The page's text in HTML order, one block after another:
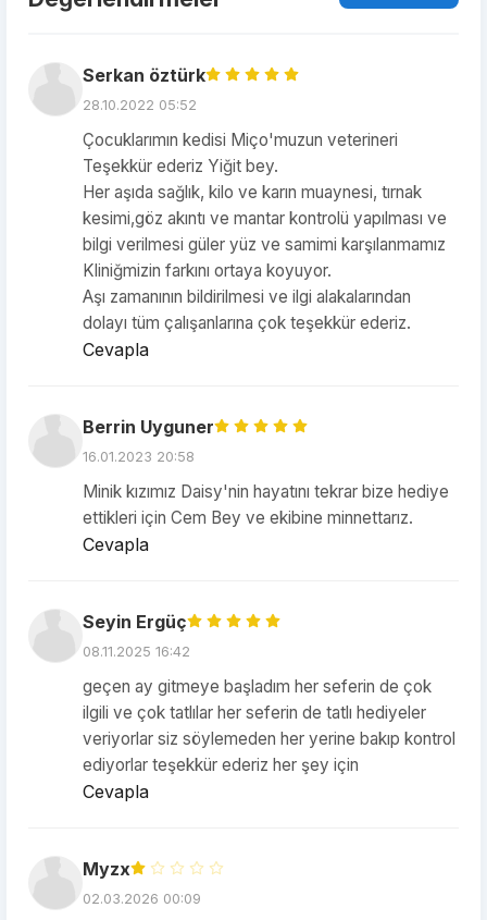
Serkan öztürk
28.10.2022 05:52
Çocuklarımın kedisi Miço'muzun veterineri
Teşekkür ederiz Yiğit bey.
Her aşıda sağlık, kilo ve karın muaynesi, tırnak
kesimi,göz akıntı ve mantar kontrolü yapılması ve
bilgi verilmesi güler yüz ve samimi karşılanmamız
Kliniğmizin farkını ortaya koyuyor.
Aşı zamanının bildirilmesi ve ilgi alakalarından
dolayı tüm çalışanlarına çok teşekkür ederiz.
Cevapla
Berrin Uyguner
16.01.2023 20:58
Minik kızımız Daisy'nin hayatını tekrar bize hediye
ettikleri için Cem Bey ve ekibine minnettarız.
Cevapla
Seyin Ergüç
08.11.2025 16:42
geçen ay gitmeye başladım her seferin de çok
ilgili ve çok tatlılar her seferin de tatlı hediyeler
veriyorlar siz söylemeden her yerine bakıp kontrol
ediyorlar teşekkür ederiz her şey için
Cevapla
Myzx
02.03.2026 00:09